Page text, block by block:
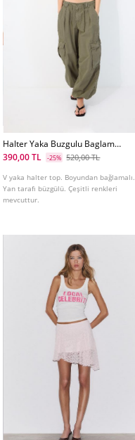
Halter Yaka Buzgulu Baglamalı
Top
390,00 TL -25% 520,00 TL
V yaka halter top. Boyundan bağlamalı.
Yan tarafı büzgülü. Çeşitli renkleri
mevcuttur.